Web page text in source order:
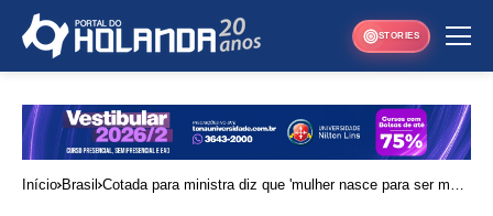
STORIES
Início Brasil Cotada para ministra diz que 'mulher nasce para ser mãe'